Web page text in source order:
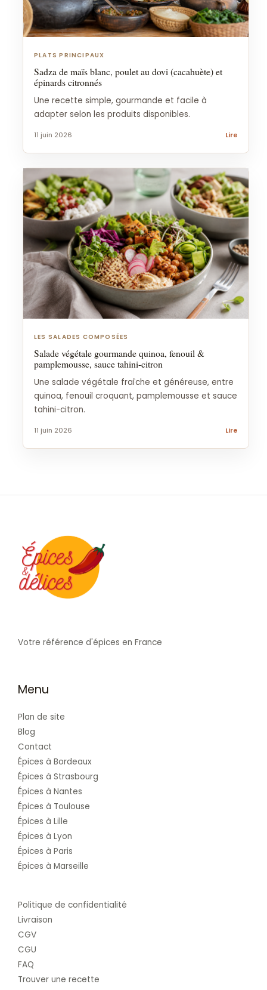
PLATS PRINCIPAUX
Sadza de maïs blanc, poulet au dovi (cacahuète) et
épinards citronnés
Une recette simple, gourmande et facile à
adapter selon les produits disponibles.
11 juin 2026 Lire
LES SALADES COMPOSÉES
Salade végétale gourmande quinoa, fenouil &
pamplemousse, sauce tahini-citron
Une salade végétale fraîche et généreuse, entre
quinoa, fenouil croquant, pamplemousse et sauce
tahini-citron.
11 juin 2026 Lire
Votre référence d'épices en France
Menu
Plan de site
Blog
Contact
Épices à Bordeaux
Épices à Strasbourg
Épices à Nantes
Épices à Toulouse
Épices à Lille
Épices à Lyon
Épices à Paris
Épices à Marseille
Politique de confidentialité
Livraison
CGV
CGU
FAQ
Trouver une recette